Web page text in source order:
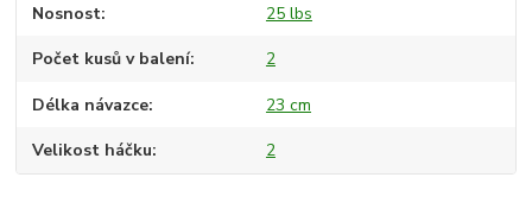
Nosnost 25 lbs
Počet kusů v balení 2
Délka návazce 23 cm
Velikost háčku 2